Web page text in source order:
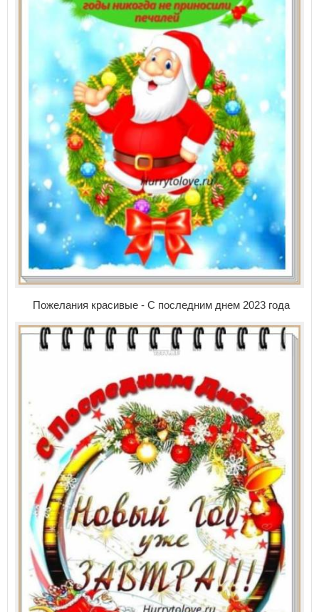
Пожелания красивые - С последним днем 2023 года